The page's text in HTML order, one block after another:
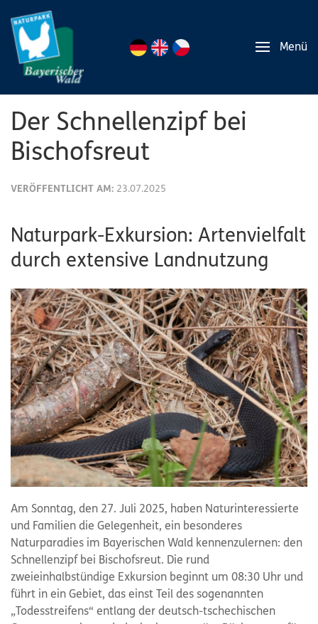
Menü
Der Schnellenzipf bei
Bischofsreut
VERÖFFENTLICHT AM: 23.07.2025
Naturpark-Exkursion: Artenvielfalt
durch extensive Landnutzung
Am Sonntag, den 27. Juli 2025, haben Naturinteressierte
und Familien die Gelegenheit, ein besonderes
Naturparadies im Bayerischen Wald kennenzulernen: den
Schnellenzipf bei Bischofsreut. Die rund
zweieinhalbstündige Exkursion beginnt um 08:30 Uhr und
führt in ein Gebiet, das einst Teil des sogenannten
„Todesstreifens“ entlang der deutsch-tschechischen